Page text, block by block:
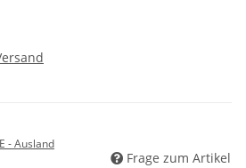
- Ausland
Frage zum Artikel